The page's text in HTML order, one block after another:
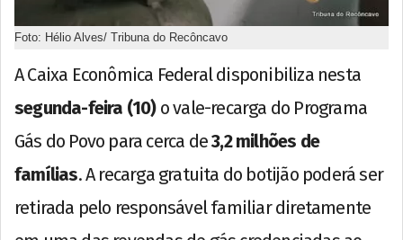
Foto: Hélio Alves/ Tribuna do Recôncavo
A Caixa Econômica Federal disponibiliza nesta
segunda-feira (10)o vale-recarga do Programa
Gás do Povo para cerca de3,2 milhões de
famílias. A recarga gratuita do botijão poderá ser
retirada pelo responsável familiar diretamente